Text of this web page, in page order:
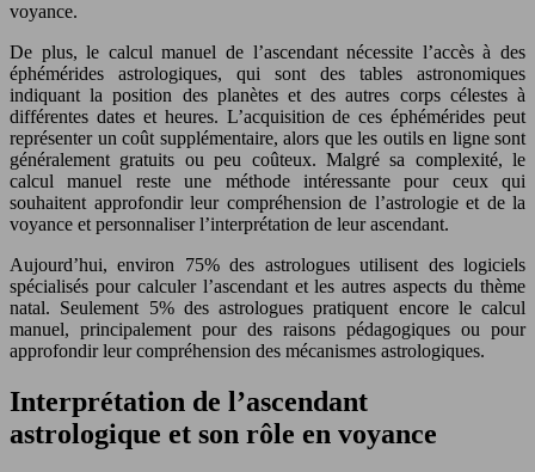
voyance.
De plus, le calcul manuel de l’ascendant nécessite l’accès à des
éphémérides astrologiques, qui sont des tables astronomiques
indiquant la position des planètes et des autres corps célestes à
différentes dates et heures. L’acquisition de ces éphémérides peut
représenter un coût supplémentaire, alors que les outils en ligne sont
généralement gratuits ou peu coûteux. Malgré sa complexité, le
calcul manuel reste une méthode intéressante pour ceux qui
souhaitent approfondir leur compréhension de l’astrologie et de la
voyance et personnaliser l’interprétation de leur ascendant.
Aujourd’hui, environ 75% des astrologues utilisent des logiciels
spécialisés pour calculer l’ascendant et les autres aspects du thème
natal. Seulement 5% des astrologues pratiquent encore le calcul
manuel, principalement pour des raisons pédagogiques ou pour
approfondir leur compréhension des mécanismes astrologiques.
Interprétation de l’ascendant
astrologique et son rôle en voyance